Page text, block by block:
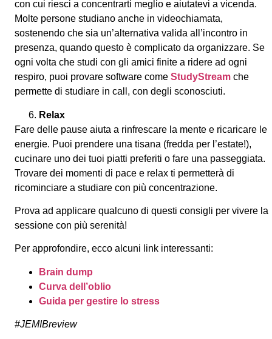
con cui riesci a concentrarti meglio e aiutatevi a vicenda.
Molte persone studiano anche in videochiamata,
sostenendo che sia un’alternativa valida all’incontro in
presenza, quando questo è complicato da organizzare. Se
ogni volta che studi con gli amici finite a ridere ad ogni
respiro, puoi provare software come StudyStream che
permette di studiare in call, con degli sconosciuti.
Relax
Fare delle pause aiuta a rinfrescare la mente e ricaricare le
energie. Puoi prendere una tisana (fredda per l’estate!),
cucinare uno dei tuoi piatti preferiti o fare una passeggiata.
Trovare dei momenti di pace e relax ti permetterà di
ricominciare a studiare con più concentrazione.
Prova ad applicare qualcuno di questi consigli per vivere la
sessione con più serenità!
Per approfondire, ecco alcuni link interessanti:
Brain dump
Curva dell’oblio
Guida per gestire lo stress
#JEMIBreview